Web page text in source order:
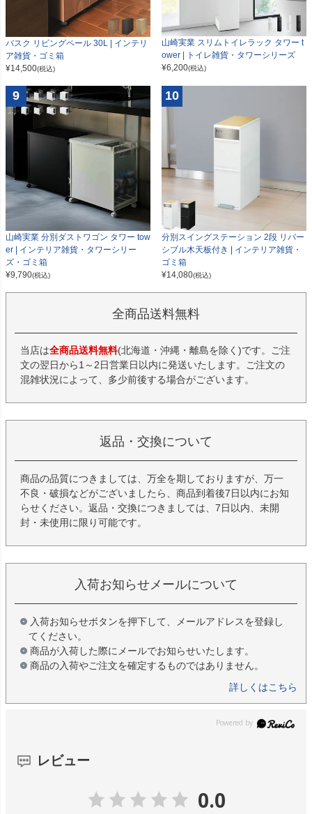
バスク リビングペール 30L | インテリ
ア雑貨・ゴミ箱
¥14,500(税込)
山崎実業 スリムトイレラック タワー t
ower | トイレ雑貨・タワーシリーズ
¥6,200(税込)
9
山崎実業 分別ダストワゴン タワー tow
er | インテリア雑貨・タワーシリー
ズ・ゴミ箱
¥9,790(税込)
10
分別スイングステーション 2段 リバー
シブル木天板付き | インテリア雑貨・
ゴミ箱
¥14,080(税込)
全商品送料無料
当店は全商品送料無料(北海道・沖縄・離島を除く)です。ご注
文の翌日から1～2日営業日以内に発送いたします。ご注文の
混雑状況によって、多少前後する場合がございます。
返品・交換について
商品の品質につきましては、万全を期しておりますが、万一
不良・破損などがございましたら、商品到着後7日以内にお知
らせください。返品・交換につきましては、7日以内、未開
封・未使用に限り可能です。
入荷お知らせメールについて
入荷お知らせボタンを押下して、メールアドレスを登録し
てください。
商品が入荷した際にメールでお知らせいたします。
商品の入荷やご注文を確定するものではありません。
詳しくはこちら
レビュー
0.0